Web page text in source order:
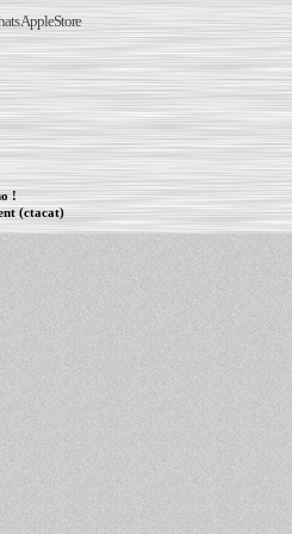
AppleStore
!
(ctacat)
sites Internet